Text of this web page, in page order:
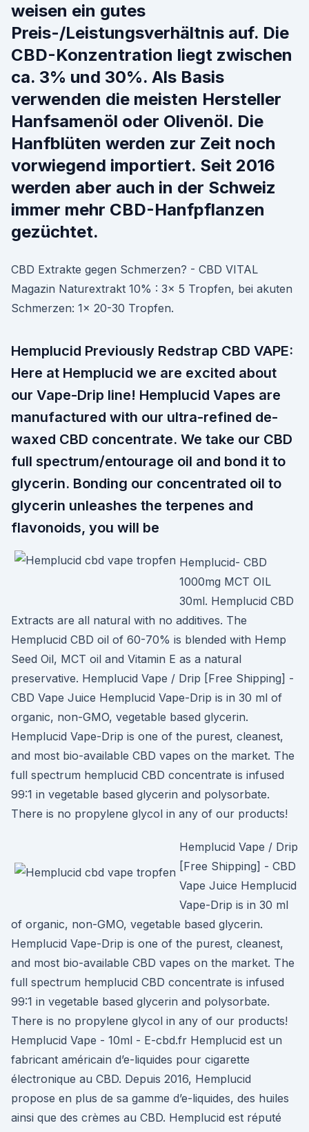
weisen ein gutes
Preis-/Leistungsverhältnis auf. Die
CBD-Konzentration liegt zwischen
ca. 3% und 30%. Als Basis
verwenden die meisten Hersteller
Hanfsamenöl oder Olivenöl. Die
Hanfblüten werden zur Zeit noch
vorwiegend importiert. Seit 2016
werden aber auch in der Schweiz
immer mehr CBD-Hanfpflanzen
gezüchtet.
CBD Extrakte gegen Schmerzen? - CBD VITAL
Magazin Naturextrakt 10% : 3x 5 Tropfen, bei akuten
Schmerzen: 1x 20-30 Tropfen.
Hemplucid Previously Redstrap CBD VAPE:
Here at Hemplucid we are excited about
our Vape-Drip line! Hemplucid Vapes are
manufactured with our ultra-refined de-
waxed CBD concentrate. We take our CBD
full spectrum/entourage oil and bond it to
glycerin. Bonding our concentrated oil to
glycerin unleashes the terpenes and
flavonoids, you will be
Hemplucid- CBD
1000mg MCT OIL
30ml. Hemplucid CBD
Extracts are all natural with no additives. The
Hemplucid CBD oil of 60-70% is blended with Hemp
Seed Oil, MCT oil and Vitamin E as a natural
preservative. Hemplucid Vape / Drip [Free Shipping] -
CBD Vape Juice Hemplucid Vape-Drip is in 30 ml of
organic, non-GMO, vegetable based glycerin.
Hemplucid Vape-Drip is one of the purest, cleanest,
and most bio-available CBD vapes on the market. The
full spectrum hemplucid CBD concentrate is infused
99:1 in vegetable based glycerin and polysorbate.
There is no propylene glycol in any of our products!
Hemplucid Vape / Drip
[Free Shipping] - CBD
Vape Juice Hemplucid
Vape-Drip is in 30 ml
of organic, non-GMO, vegetable based glycerin.
Hemplucid Vape-Drip is one of the purest, cleanest,
and most bio-available CBD vapes on the market. The
full spectrum hemplucid CBD concentrate is infused
99:1 in vegetable based glycerin and polysorbate.
There is no propylene glycol in any of our products!
Hemplucid Vape - 10ml - E-cbd.fr Hemplucid est un
fabricant américain d’e-liquides pour cigarette
électronique au CBD. Depuis 2016, Hemplucid
propose en plus de sa gamme d’e-liquides, des huiles
ainsi que des crèmes au CBD. Hemplucid est réputé